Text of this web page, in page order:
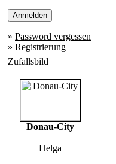
» Password vergessen
» Registrierung
Zufallsbild
Donau-City
Helga